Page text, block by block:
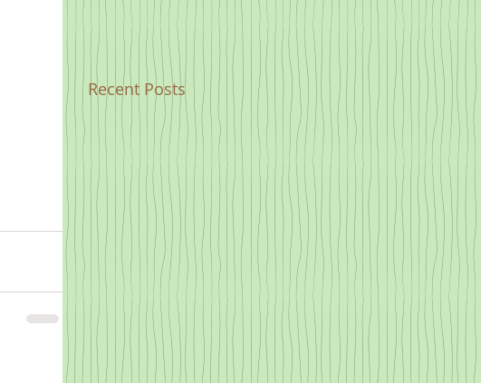
Recent Posts